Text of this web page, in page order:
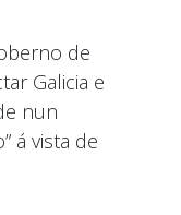
de
Galicia e
nun
á vista de